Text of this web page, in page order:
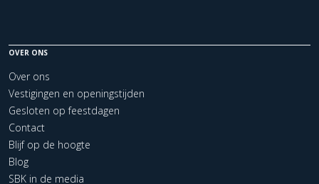
OVER ONS
Over ons
Vestigingen en openingstijden
Gesloten op feestdagen
Contact
Blijf op de hoogte
Blog
SBK in de media